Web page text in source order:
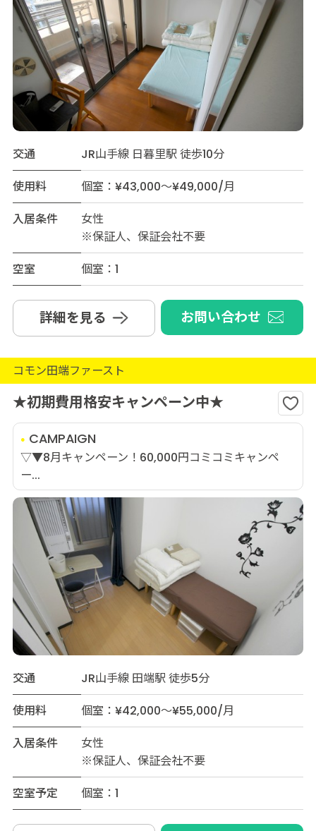
交通
JR山手線 日暮里駅 徒歩10分
使用料
個室：¥43,000～¥49,000/月
入居条件
女性
※保証人、保証会社不要
空室
個室：1
詳細を見る お問い合わせ
コモン田端ファースト
★初期費用格安キャンペーン中★
CAMPAIGN
▽▼8月キャンペーン！60,000円コミコミキャンペ
ー...
交通
JR山手線 田端駅 徒歩5分
使用料
個室：¥42,000～¥55,000/月
入居条件
女性
※保証人、保証会社不要
空室予定
個室：1